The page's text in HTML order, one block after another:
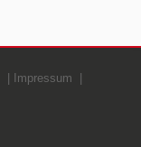
Impressum